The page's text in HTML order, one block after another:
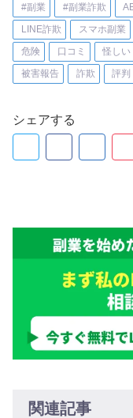
#副業 #副業詐欺
LINE詐欺
スマホ副業
危険
口コミ 怪しい
被害報告
詐欺 評判
シェアする
関連記事